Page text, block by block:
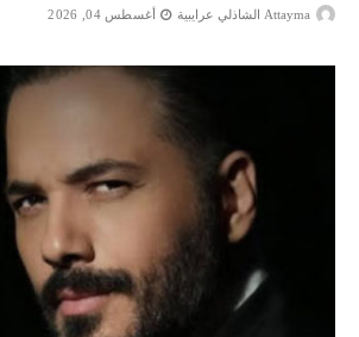
Attayma الشاذلي عرايبية أغسطس 04, 2026